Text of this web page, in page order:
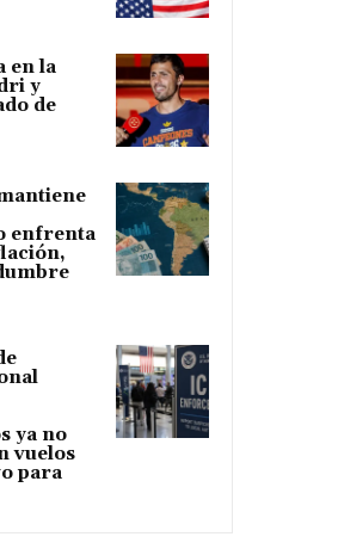
en la
y
de
enfrenta
ya no
vuelos
para